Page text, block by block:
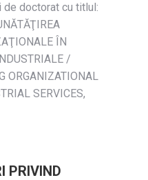
doctorat cu titlul:
ÎN
/
ORGANIZATIONAL
SERVICES,
PRIVIND